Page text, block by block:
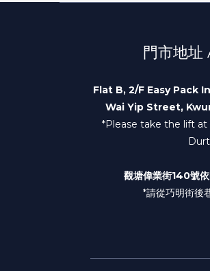
門市地址
Flat B, 2/F Easy Pack
Wai Yip Street,
*Please take the lift
觀塘偉業街140號
*請從巧明街後